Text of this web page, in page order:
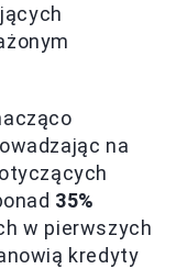
na
35%
w pierwszych
kredyty